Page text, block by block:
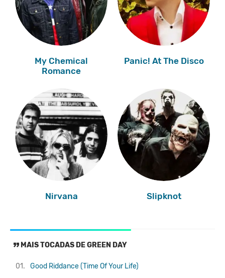
My Chemical
Romance
Panic! At The Disco
Nirvana Slipknot
MAIS TOCADAS DE GREEN DAY
01.
Good Riddance (Time Of Your Life)